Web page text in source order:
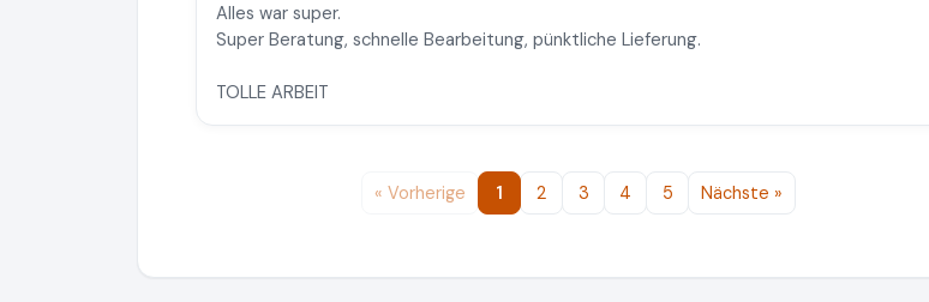
Alles war super.
Super Beratung, schnelle Bearbeitung, pünktliche Lieferung.
TOLLE ARBEIT
« Vorherige 1 2 3 4 5 Nächste »